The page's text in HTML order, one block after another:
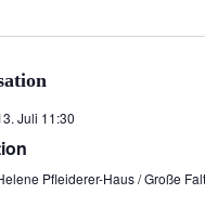
Juli 11:30
Pfleiderer-Haus / Große